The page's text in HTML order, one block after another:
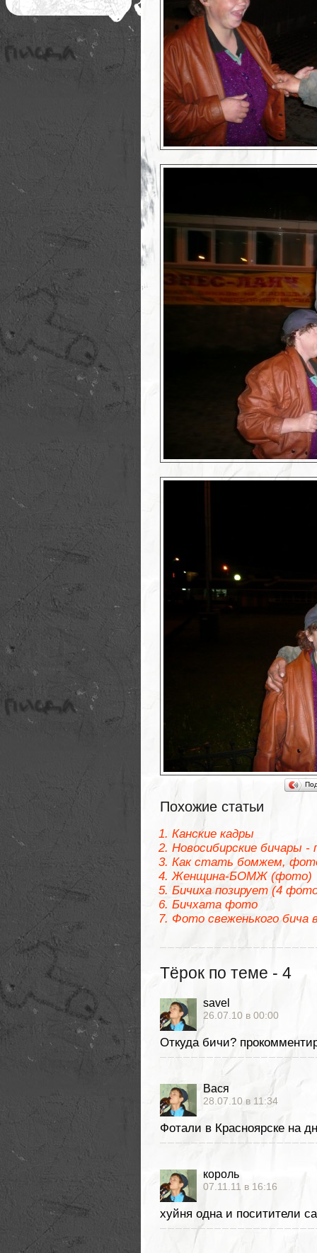
Похожие статьи
Канские кадры
Новосибирские бичары -
Как стать бомжем,
Женщина-БОМЖ (фото)
Бичиха позирует (4
Бичхата фото
Фото свеженького бича
Тёрок по теме - 4
savel
26.07.10 в 00:00
Откуда бичи?
Вася
28.07.10 в 11:34
Фотали в Красноярске на
король
07.11.11 в 16:16
хуйня одна и поситители